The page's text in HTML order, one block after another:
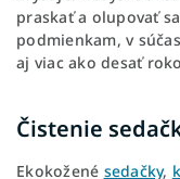
praskať a olupovať
podmienkam, v
aj viac ako desať
Čistenie
Ekokožené sedačky,